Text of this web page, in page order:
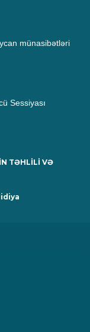
münasibətləri
Sessiyası
TƏHLİLİ VƏ